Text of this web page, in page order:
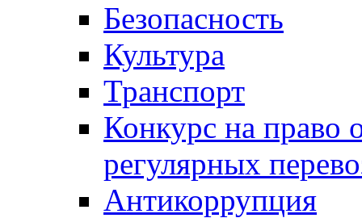
Безопасность
Культура
Транспорт
Конкурс на право
регулярных
Антикоррупция